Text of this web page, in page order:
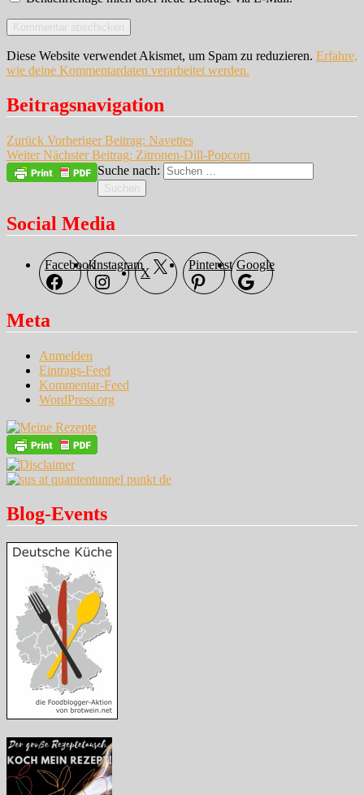
Diese Website verwendet Akismet, um Spam zu reduzieren. Erfahre,
wie deine Kommentardaten verarbeitet werden.
Beitragsnavigation
Zurück Vorheriger Beitrag: Navettes
Weiter Nächster Beitrag: Zitronen-Dill-Popcorn
Suche nach:
Suchen
Social Media
FacebookInstagram
X
Pinterest Google
Meta
Anmelden
Eintrags-Feed
Kommentar-Feed
WordPress.org
Blog-Events